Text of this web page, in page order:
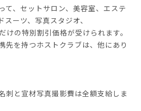
て、セットサロン、美容室、エステ
ーツ、写真スタジオ、
けの特別割引価格が受けられます。
先を持つホストクラブは、他にあり
刺と宣材写真撮影費は全額支給しま